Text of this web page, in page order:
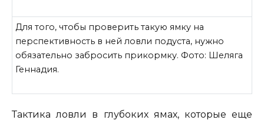
Для того, чтобы проверить такую ямку на
перспективность в ней ловли подуста, нужно
обязательно забросить прикормку. Фото: Шеляга
Геннадия.
Тактика ловли в глубоких ямах, которые еще